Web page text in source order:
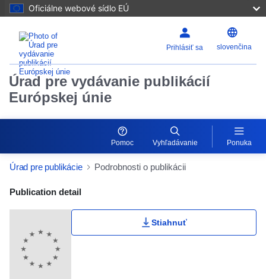
Oficiálne webové sídlo EÚ
Prihlásiť sa slovenčina
Úrad pre vydávanie publikácií
Európskej únie
Pomoc Vyhľadávanie Ponuka
Úrad pre publikácie Podrobnosti o publikácii
Publication Detail Actions Portlet
Publication detail
Stiahnuť